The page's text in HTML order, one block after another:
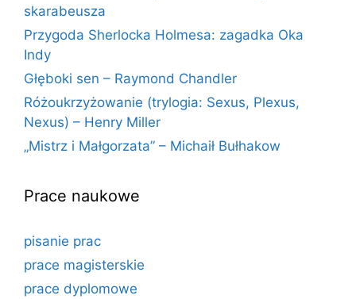
skarabeusza
Przygoda Sherlocka Holmesa: zagadka Oka
Indy
Głęboki sen – Raymond Chandler
Różoukrzyżowanie (trylogia: Sexus, Plexus,
Nexus) – Henry Miller
„Mistrz i Małgorzata” – Michaił Bułhakow
Prace naukowe
pisanie prac
prace magisterskie
prace dyplomowe